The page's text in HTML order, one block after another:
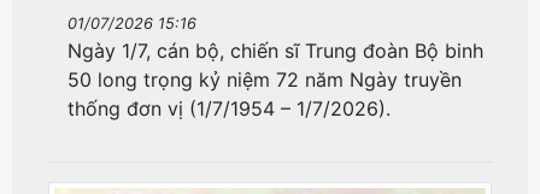
01/07/2026 15:16
​​​​​​​Ngày 1/7, cán bộ, chiến sĩ Trung đoàn Bộ binh
50 long trọng kỷ niệm 72 năm Ngày truyền
thống đơn vị (1/7/1954 – 1/7/2026).